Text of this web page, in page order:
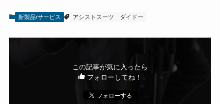
新製品/サービス アシストスーツ ダイドー
この記事が気に入ったら
フォローしてね！